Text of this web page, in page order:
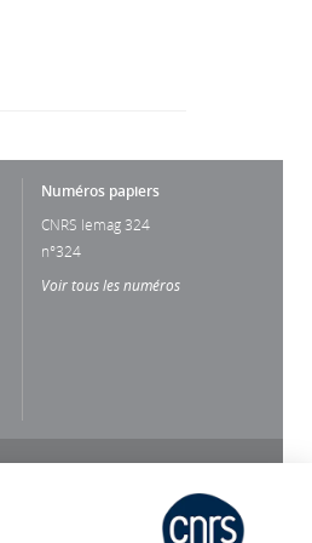
Numéros papiers
CNRS lemag 324
n°324
Voir tous les numéros